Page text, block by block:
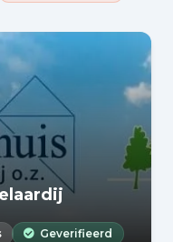
Geverifieerd